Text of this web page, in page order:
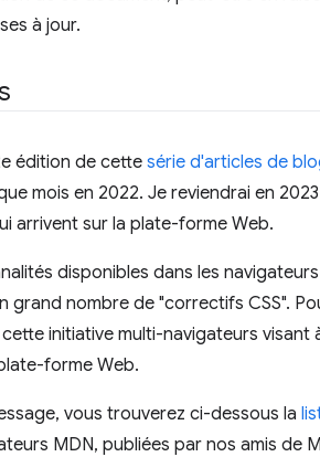
à jour.
édition de cette série d'articles de
mois en 2022. Je reviendrai en
arrivent sur la plate-forme Web.
disponibles dans les
grand nombre de "correctifs CSS".
initiative multi-navigateurs
forme Web.
vous trouverez ci-dessous la
MDN, publiées par nos amis de